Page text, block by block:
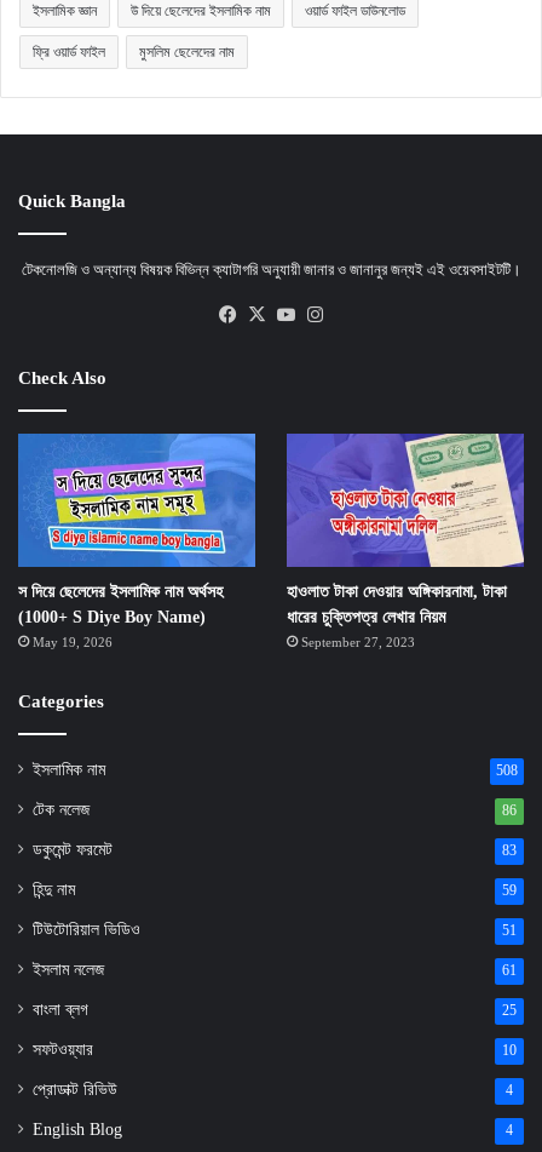
ইসলামিক জ্ঞান উ দিয়ে ছেলেদের ইসলামিক নাম ওয়ার্ড ফাইল ডাউনলোড
ফ্রি ওয়ার্ড ফাইল মুসলিম ছেলেদের নাম
Quick Bangla
টেকনোলজি ও অন্যান্য বিষয়ক বিভিন্ন ক্যাটাগরি অনুযায়ী জানার ও জানানুর জন্যই এই ওয়েবসাইটটি।
Facebook
X YouTube
Check Also
স দিয়ে ছেলেদের ইসলামিক নাম অর্থসহ
(1000+ S Diye Boy Name)
May 19, 2026
হাওলাত টাকা দেওয়ার অঙ্গিকারনামা, টাকা
ধারের চুক্তিপত্র লেখার নিয়ম
September 27, 2023
Categories
ইসলামিক নাম 508
টেক নলেজ 86
ডকুমেন্ট ফরমেট 83
হিন্দু নাম 59
টিউটোরিয়াল ভিডিও 51
ইসলাম নলেজ 61
বাংলা ব্লগ 25
সফটওয়্যার 10
প্রোডাক্ট রিভিউ 4
English Blog 4